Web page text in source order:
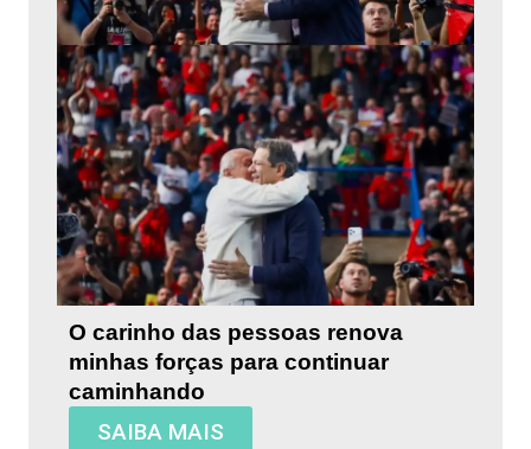
O carinho das pessoas renova
minhas forças para continuar
caminhando
SAIBA MAIS